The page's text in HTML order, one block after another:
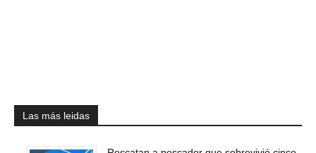
Las más leidas